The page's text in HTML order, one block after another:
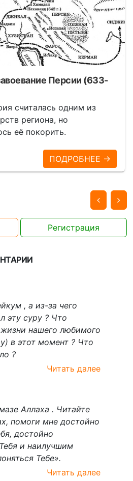
Персии (633-
считалась одним из
региона, но
её покорить.
ПОДРОБНЕЕ →
Регистрация
, а из-за чего
эту суру ? Что
нашего любимого
в этот момент ? Что
?
Читать далее
Аллаха . Читайте
помоги мне достойно
достойно
и наилучшим
Тебе».
Читать далее